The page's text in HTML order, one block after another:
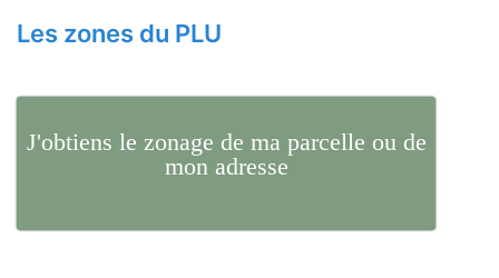
Les zones du PLU
J'obtiens le zonage de ma parcelle ou de
mon adresse